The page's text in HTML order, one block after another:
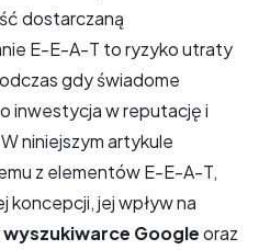
dostarczaną
E-E-A-T to ryzyko utraty
gdy świadome
inwestycja w reputację i
niniejszym artykule
z elementów E-E-A-T,
koncepcji, jej wpływ na
Googleoraz